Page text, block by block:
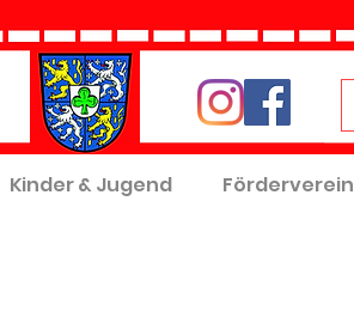
Kinder & Jugend Förderverein